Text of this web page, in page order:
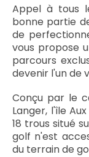
Appel à tous
bonne partie
de
vous propose
parcours
devenir l'un de
Conçu par le
Langer, l'île
18 trous situé
golf n'est
du terrain de